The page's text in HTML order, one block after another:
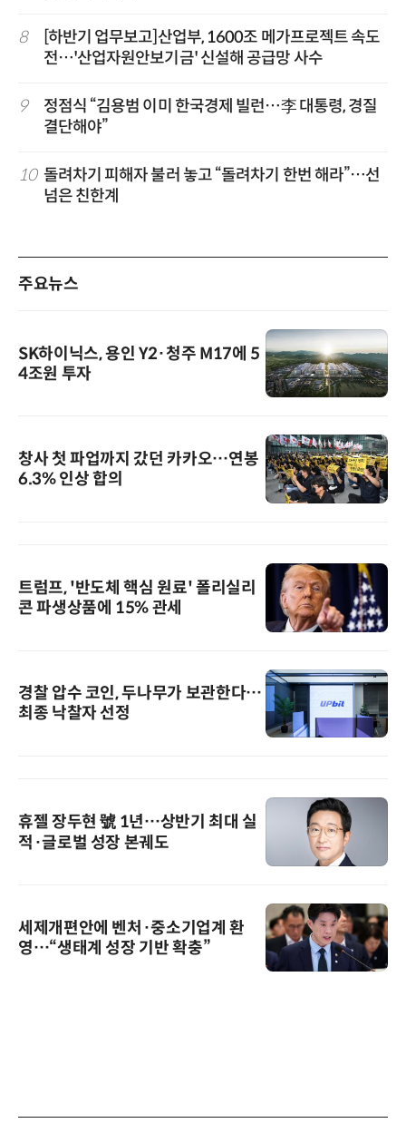
8
[하반기 업무보고]산업부, 1600조 메가프로젝트 속도
전…'산업자원안보기금' 신설해 공급망 사수
9
정점식 “김용범 이미 한국경제 빌런…李 대통령, 경질
결단해야”
10 돌려차기 피해자 불러 놓고 “돌려차기 한번 해라”…선
넘은 친한계
주요뉴스
SK하이닉스, 용인 Y2·청주 M17에 5
4조원 투자
창사 첫 파업까지 갔던 카카오…연봉
6.3% 인상 합의
트럼프, '반도체 핵심 원료' 폴리실리
콘 파생상품에 15% 관세
경찰 압수 코인, 두나무가 보관한다…
최종 낙찰자 선정
휴젤 장두현 號 1년…상반기 최대 실
적·글로벌 성장 본궤도
세제개편안에 벤처·중소기업계 환
영…“생태계 성장 기반 확충”